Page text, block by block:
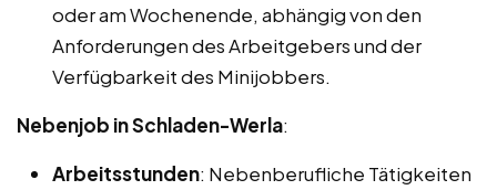
oder am Wochenende, abhängig von den
Anforderungen des Arbeitgebers und der
Verfügbarkeit des Minijobbers.
Nebenjob in Schladen-Werla:
Arbeitsstunden: Nebenberufliche Tätigkeiten